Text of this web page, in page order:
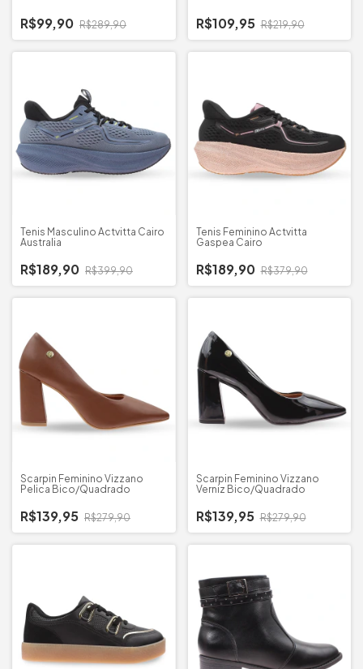
R$99,90 R$289,90 R$109,95 R$219,90
Tenis Masculino Actvitta Cairo
Australia
R$189,90 R$399,90
Tenis Feminino Actvitta
Gaspea Cairo
R$189,90 R$379,90
Scarpin Feminino Vizzano
Pelica Bico/Quadrado
R$139,95 R$279,90
Scarpin Feminino Vizzano
Verniz Bico/Quadrado
R$139,95 R$279,90